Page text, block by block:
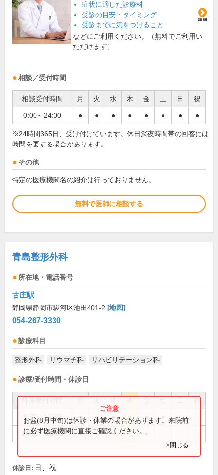
症状に適した診療科
受診の目安・タイミング
受診までに気をつけること
などにご利用ください。（無料でご利用い
ただけます）
相談／受付時間
相談受付時間 月 火 水 木 金 土 日 祝
0:00～24:00 ● ● ● ● ● ● ● ●
※24時間365日、受け付けています。休日深夜時間帯の回答には
時間を要する場合があります。
その他
特定の医療機関名の紹介は行っておりません。
無料で医師に相談する
青島整形外科
所在地・電話番号
古庄駅
静岡県静岡市駿河区池田401-2 [地図]
054-267-3330
診療科目
整形外科 リウマチ科 リハビリテーション科
診療/受付時間・休診日
祝
8:30～12:30 ● ● ● ● ●
14:30～18:00 ● ● ●
お盆(8月中旬)は休診・休業の場合があります。来院前
に必ず医療機関に直接ご確認ください。
×閉じる
休診日: 日、祝